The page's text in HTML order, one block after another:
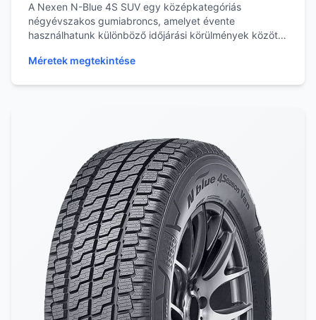
A Nexen N-Blue 4S SUV egy középkategóriás
négyévszakos gumiabroncs, amelyet évente
használhatunk különböző időjárási körülmények között.
Méretek megtekintése